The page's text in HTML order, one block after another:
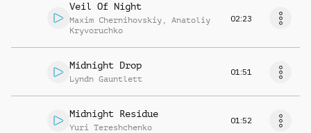
Veil Of Night
Maxim Chernihovskiy , Anatoliy
Kryvoruchko
02:23
Midnight Drop
Lyndn Gauntlett
01:51
Midnight Residue
Yuri Tereshchenko
01:52